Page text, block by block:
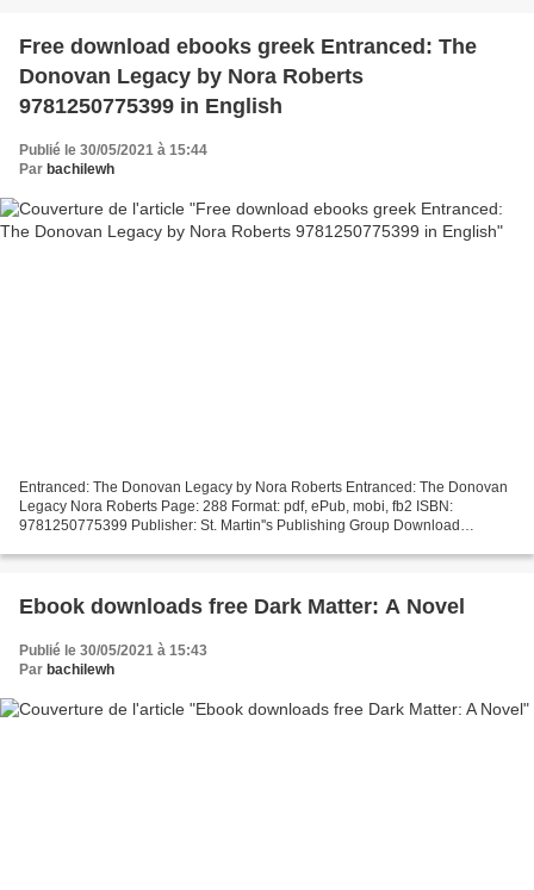
Free download ebooks greek Entranced: The
Donovan Legacy by Nora Roberts
9781250775399 in English
Publié le 30/05/2021 à 15:44
Par bachilewh
Entranced: The Donovan Legacy by Nora Roberts Entranced: The Donovan
Legacy Nora Roberts Page: 288 Format: pdf, ePub, mobi, fb2 ISBN:
9781250775399 Publisher: St. Martin''s Publishing Group Download
Ebook downloads free Dark Matter: A Novel
Publié le 30/05/2021 à 15:43
Par bachilewh